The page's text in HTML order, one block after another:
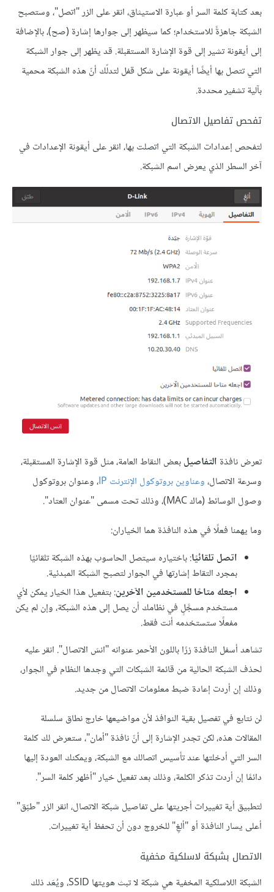
بعد كتابة كلمة السر أو عبارة الاستيثاق، انقر على الزر "اتصل"، وستصبح
الشبكة جاهزةً للاستخدام؛ كما سيظهر إلى جوارها إشارة (صح)، باﻹضافة
إلى أيقونة تشير إلى قوة اﻹشارة المستقبلة. قد يظهر إلى جوار الشبكة
التي تتصل بها أيضًا أيقونة على شكل قفل لتدلّك أنّ هذه الشبكة محمية
بآلية تشفير محددة.
تفحص تفاصيل الاتصال
لتفحص إعدادات الشبكة التي اتصلت بها، انقر على أيقونة اﻹعدادات في
آخر السطر الذي يعرض اسم الشبكة.
تعرض نافذة التفاصيلبعض النقاط العامة، مثل قوة اﻹشارة المستقبلة،
وسرعة الاتصال،وعناوين بروتوكول الإنترنت IP
، وعنوان بروتوكول
وصول الوسائط (ماك MAC)، وذلك تحت مسمى "عنوان العتاد".
وما يهمنا فعلًا في هذه النافذة هما الخياران:
اتصل تلقائيًا: باختياره سيتصل الحاسوب بهذه الشبكة تلقائيًا
بمجرد التقاط إشارتها في الجوار لتصبح الشبكة المبدئية.
اجعله متاحًا للمستخدمين اﻵخرين: بتفعيل هذا الخيار يمكن لأي
مستخدم مسجَّلٍ في نظامك أن يصل إلى هذه الشبكة، وإن لم يكن
مفعلًا ستستخدمه أنت فقط.
تشاهد أسفل النافذة زرًا باللون اﻷحمر عنوانه "انسَ الاتصال". انقر عليه
لحذف الشبكة الحالية من قائمة الشبكات التي وجدها النظام في الجوار،
وذلك إن أردت إعادة ضبط معلومات الاتصال من جديد.
لن نتابع في تفصيل بقية النوافذ لأن مواضيعها خارج نطاق سلسلة
المقالات هذه، لكن تجدر اﻹشارة إلى أنّ نافذة "أمان"، ستعرض لك كلمة
السر التي أدخلتها عند تأسيس اتصالك مع الشبكة، ويمكنك العودة إليها
دائمًا إن أردت تذكر الكلمة، وذلك بعد تفعيل خيار "أظهر كلمة السر".
لتطبيق أية تغييرات أجريتها على تفاصيل شبكة الاتصال، انقر الزر "طبّق"
أعلى يسار النافذة أو "ألغِ" للخروج دون أن تحفظ أية تغييرات.
الاتصال بشبكة لاسلكية مخفية
الشبكة اللاسلكية المخفية هي شبكة لا تبث هويتها SSID، ويُعَد ذلك